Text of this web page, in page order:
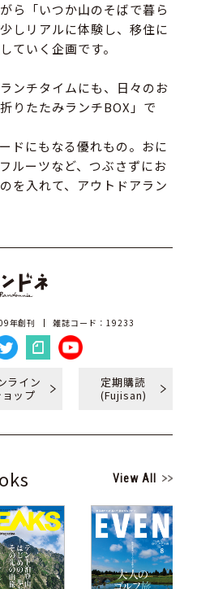
ら「いつか山のそばで暮ら
しリアルに体験し、移住に
ていく企画です。
ンチタイムにも、日々のお
りたたみランチBOX」で
ドにもなる優れもの。おに
ルーツなど、つぶさずにお
を入れて、アウトドアラン
年創刊 雑誌コード：19233
ライン
ョップ
定期購読
(Fujisan)
View All